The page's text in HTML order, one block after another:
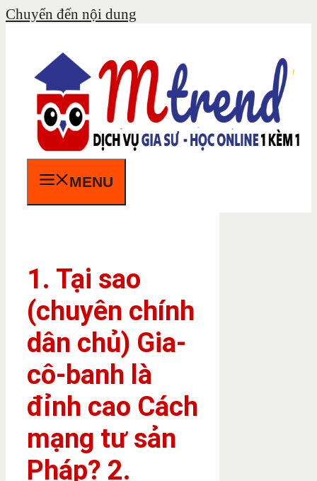
Chuyển đến nội dung
MENU
1. Tại sao
(chuyên chính
dân chủ) Gia-
cô-banh là
đỉnh cao Cách
mạng tư sản
Pháp? 2.